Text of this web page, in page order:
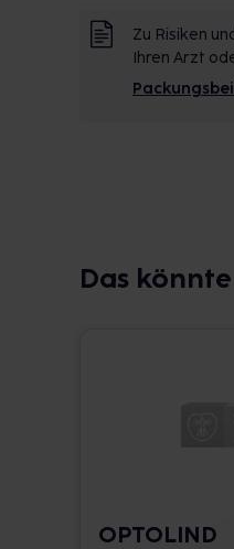
Zu Risiken
Ihren Arzt
Das
OPTOLIND